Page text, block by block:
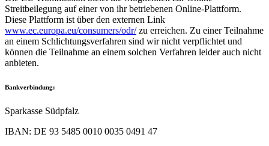
Streitbeilegung auf einer von ihr betriebenen Online-Plattform.
Diese Plattform ist über den externen Link
www.ec.europa.eu/consumers/odr/zu erreichen. Zu einer Teilnahme
an einem Schlichtungsverfahren sind wir nicht verpflichtet und
können die Teilnahme an einem solchen Verfahren leider auch nicht
anbieten.
Bankverbindung:
Sparkasse Südpfalz
IBAN: DE 93 5485 0010 0035 0491 47